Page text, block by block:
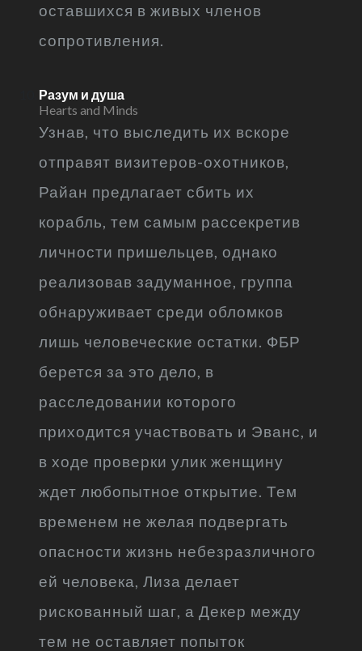
оставшихся в живых членов
сопротивления.
Разум и душа
Hearts and Minds
Узнав, что выследить их вскоре
отправят визитеров-охотников,
Райан предлагает сбить их
корабль, тем самым рассекретив
личности пришельцев, однако
реализовав задуманное, группа
обнаруживает среди обломков
лишь человеческие остатки. ФБР
берется за это дело, в
расследовании которого
приходится участвовать и Эванс, и
в ходе проверки улик женщину
ждет любопытное открытие. Тем
временем не желая подвергать
опасности жизнь небезразличного
ей человека, Лиза делает
рискованный шаг, а Декер между
тем не оставляет попыток